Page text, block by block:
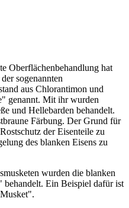
Oberflächenbehandlung hat
sogenannten
aus Chlorantimon und
genannt. Mit ihr wurden
und Hellebarden behandelt.
Färbung. Der Grund für
der Eisenteile zu
des blanken Eisens zu
wurden die blanken
Ein Beispiel dafür ist